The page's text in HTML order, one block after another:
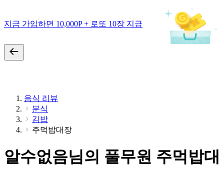
지금 가입하면 10,000P + 로또 10장 지급
음식 리뷰
분식
김밥
주먹밥대장
알수없음님의 풀무원 주먹밥대